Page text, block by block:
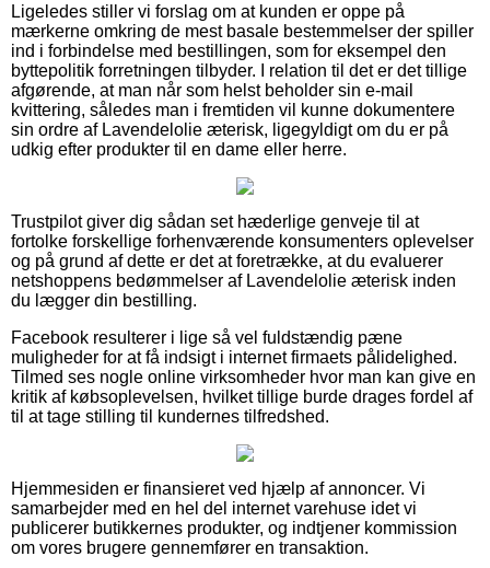
Ligeledes stiller vi forslag om at kunden er oppe på
mærkerne omkring de mest basale bestemmelser der spiller
ind i forbindelse med bestillingen, som for eksempel den
byttepolitik forretningen tilbyder. I relation til det er det tillige
afgørende, at man når som helst beholder sin e-mail
kvittering, således man i fremtiden vil kunne dokumentere
sin ordre af Lavendelolie æterisk, ligegyldigt om du er på
udkig efter produkter til en dame eller herre.
Trustpilot giver dig sådan set hæderlige genveje til at
fortolke forskellige forhenværende konsumenters oplevelser
og på grund af dette er det at foretrække, at du evaluerer
netshoppens bedømmelser af Lavendelolie æterisk inden
du lægger din bestilling.
Facebook resulterer i lige så vel fuldstændig pæne
muligheder for at få indsigt i internet firmaets pålidelighed.
Tilmed ses nogle online virksomheder hvor man kan give en
kritik af købsoplevelsen, hvilket tillige burde drages fordel af
til at tage stilling til kundernes tilfredshed.
Hjemmesiden er finansieret ved hjælp af annoncer. Vi
samarbejder med en hel del internet varehuse idet vi
publicerer butikkernes produkter, og indtjener kommission
om vores brugere gennemfører en transaktion.